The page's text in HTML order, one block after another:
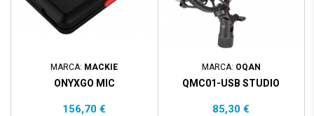
MARCA: MACKIE
ONYXGO MIC
Prezzo
156,70 €
MARCA: OQAN
QMC01-USB STUDIO
Prezzo
85,30 €